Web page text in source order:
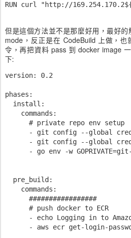
RUN curl "http://
但是這個方法並不是那麼好用，最好
mode，反正是在 CodeBuild 上做，
令，再把資料 pass 到 docker image
下:
version: 0.2
phases:
  install:
    commands:
      # private repo env setup
- git config --global
- git config --global
- go env -w
  pre_build:
    commands:
      #################
      # push docker to ECR
- echo Logging in to
- aws ecr get-login-